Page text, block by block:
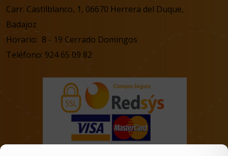
Carr. Castilblanco, 1, 06670 Herrera del Duque,
Badajoz
Horario: 8 - 19 Cerrado Domingos
Teléfono: 924 65 09 82